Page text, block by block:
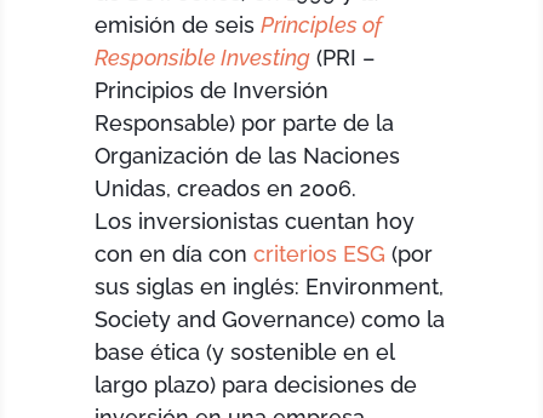
emisión de seisPrinciples of
Responsible Investing (PRI –
Principios de Inversión
Responsable) por parte de la
Organización de las Naciones
Unidas, creados en 2006.
Los inversionistas cuentan hoy
con en día concriterios ESG (por
sus siglas en inglés: Environment,
Society and Governance) como la
base ética (y sostenible en el
largo plazo) para decisiones de